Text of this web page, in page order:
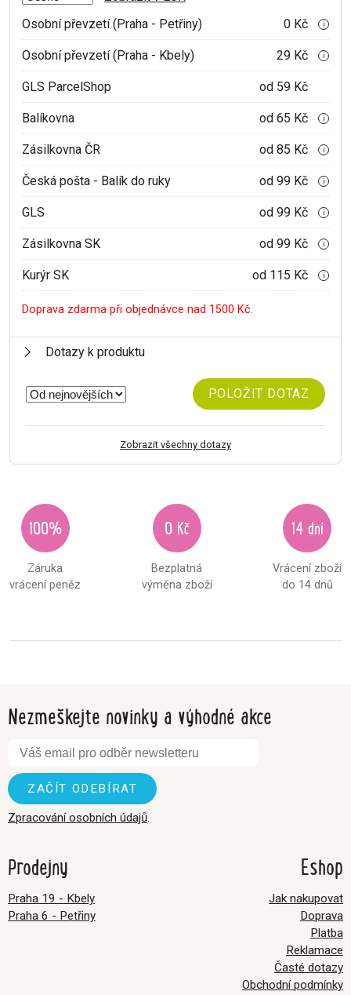
Osobní převzetí (Praha - Petřiny)
0 Kč i
Osobní převzetí (Praha - Kbely) 29 Kč i
GLS ParcelShop od 59 Kč
Balíkovna od 65 Kč i
Zásilkovna ČR od 85 Kč i
Česká pošta - Balík do ruky od 99 Kč i
GLS od 99 Kč i
Zásilkovna SK od 99 Kč i
Kurýr SK od 115 Kč i
Doprava zdarma při objednávce nad 1500 Kč.
Dotazy k produktu
POLOŽIT DOTAZ
Zobrazit všechny dotazy
100%
Záruka
vrácení peněz
0 Kč
Bezplatná
výměna zboží
14 dní
Vrácení zboží
do 14 dnů
Nezmeškejte novinky a výhodné akce
Zpracování osobních údajů.
Prodejny
Praha 19 - Kbely
Praha 6 - Petřiny
Eshop
Jak nakupovat
Doprava
Platba
Reklamace
Časté dotazy
Obchodní podmínky